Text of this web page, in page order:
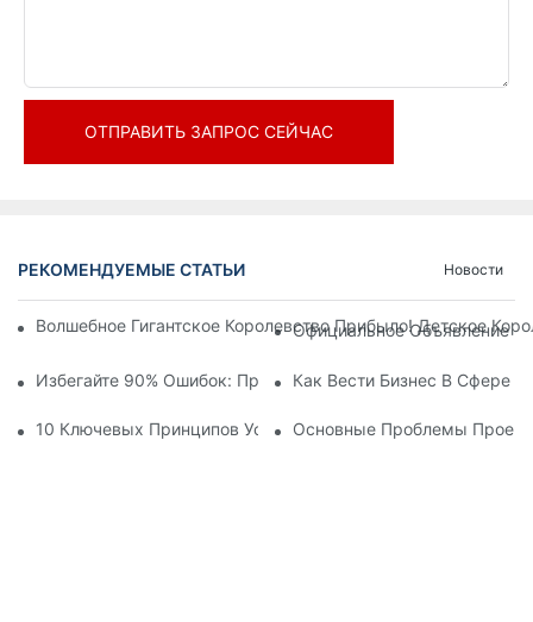
ОТПРАВИТЬ ЗАПРОС СЕЙЧАС
РЕКОМЕНДУЕМЫЕ СТАТЬИ Новости
Волшебное Гигантское Королевство Прибыло! Детское
Официальное Объявление |
Избегайте 90% Ошибок: При Инвестировании В
Как Вести Бизнес В Сфере
10 Ключевых Принципов Успешного Проектирования
Основные Проблемы